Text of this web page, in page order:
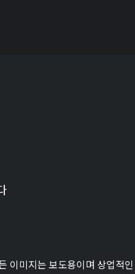
이미지는 보도용이며 상업적